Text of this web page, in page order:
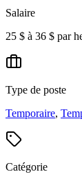
Salaire
25 $ à 36 $ par
Type de poste
Temporaire,
Catégorie